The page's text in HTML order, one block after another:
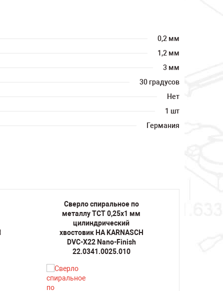
0,2 мм
1,2 мм
3 мм
30 градусов
Нет
1 шт
Германия
Сверло спиральное по
металлу TCT 0,25х1 мм
цилиндрический
хвостовик HA KARNASCH
DVC-X22 Nano-Finish
22.0341.0025.010